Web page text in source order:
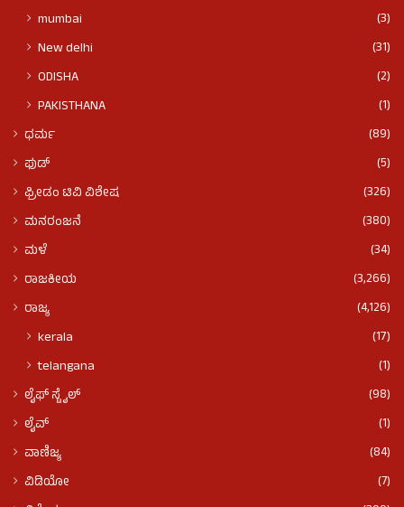
mumbai
(3)
New delhi
(31)
ODISHA
(2)
PAKISTHANA
(1)
ಧರ್ಮ
(89)
ಫುಡ್​​
(5)
ಫ್ರೀಡಂ ಟಿವಿ ವಿಶೇಷ
(326)
ಮನರಂಜನೆ
(380)
ಮಳೆ
(34)
ರಾಜಕೀಯ
(3,266)
ರಾಜ್ಯ
(4,126)
kerala
(17)
telangana
(1)
ಲೈಫ್ ಸ್ಟೈಲ್
(98)
ಲೈವ್
(1)
ವಾಣಿಜ್ಯ
(84)
ವಿಡಿಯೋ
(7)